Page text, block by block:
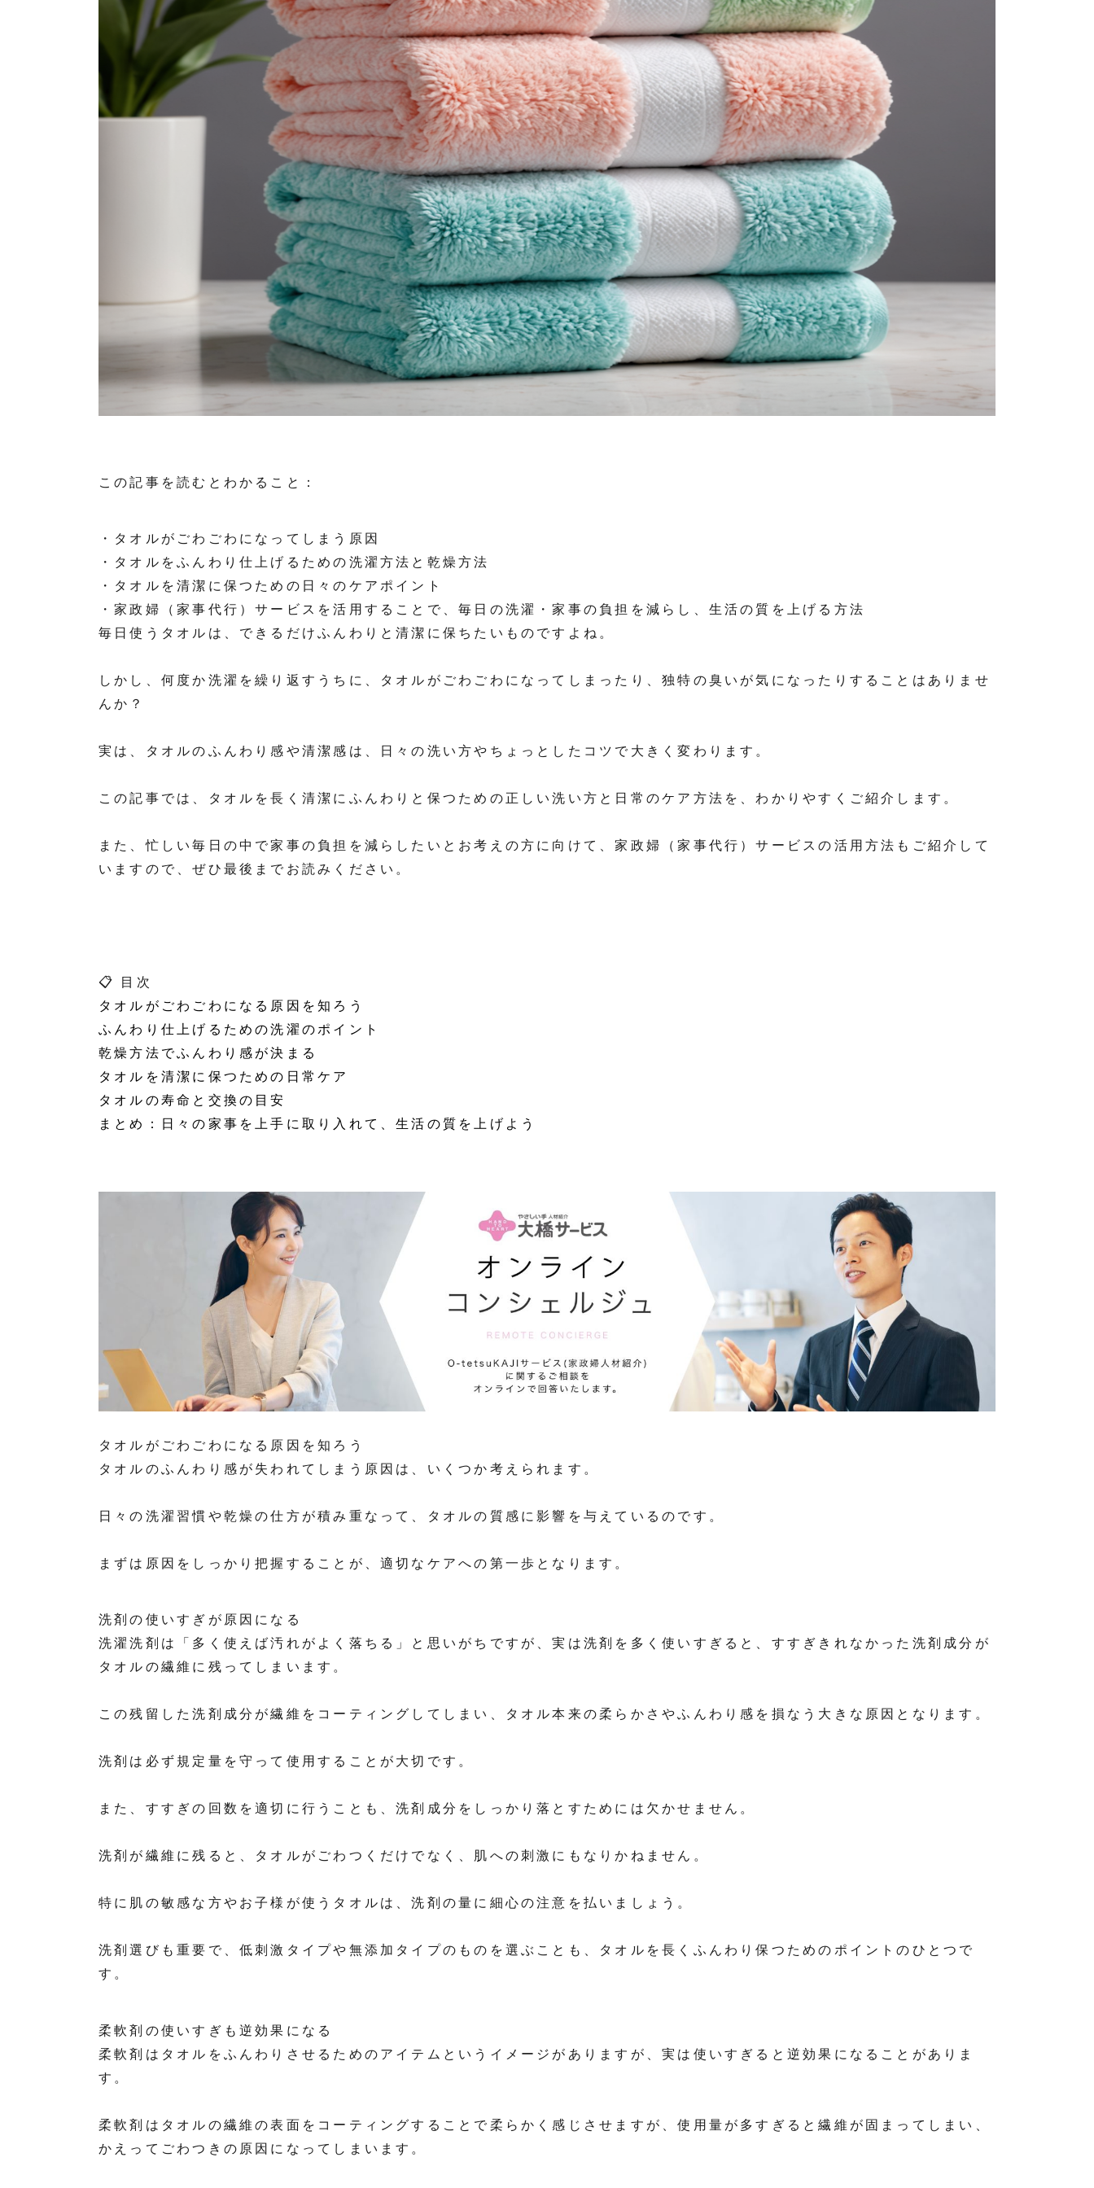
この記事を読むとわかること：
・タオルがごわごわになってしまう原因
・タオルをふんわり仕上げるための洗濯方法と乾燥方法
・タオルを清潔に保つための日々のケアポイント
・家政婦（家事代行）サービスを活用することで、毎日の洗濯・家事の負担を減らし、生活の質を上げる方法
毎日使うタオルは、できるだけふんわりと清潔に保ちたいものですよね。
しかし、何度か洗濯を繰り返すうちに、タオルがごわごわになってしまったり、独特の臭いが気になったりすることはありませ
んか？
実は、タオルのふんわり感や清潔感は、日々の洗い方やちょっとしたコツで大きく変わります。
この記事では、タオルを長く清潔にふんわりと保つための正しい洗い方と日常のケア方法を、わかりやすくご紹介します。
また、忙しい毎日の中で家事の負担を減らしたいとお考えの方に向けて、家政婦（家事代行）サービスの活用方法もご紹介して
いますので、ぜひ最後までお読みください。
📋 目次
タオルがごわごわになる原因を知ろう
ふんわり仕上げるための洗濯のポイント
乾燥方法でふんわり感が決まる
タオルを清潔に保つための日常ケア
タオルの寿命と交換の目安
まとめ：日々の家事を上手に取り入れて、生活の質を上げよう
タオルがごわごわになる原因を知ろう
タオルのふんわり感が失われてしまう原因は、いくつか考えられます。
日々の洗濯習慣や乾燥の仕方が積み重なって、タオルの質感に影響を与えているのです。
まずは原因をしっかり把握することが、適切なケアへの第一歩となります。
洗剤の使いすぎが原因になる
洗濯洗剤は「多く使えば汚れがよく落ちる」と思いがちですが、実は洗剤を多く使いすぎると、すすぎきれなかった洗剤成分が
タオルの繊維に残ってしまいます。
この残留した洗剤成分が繊維をコーティングしてしまい、タオル本来の柔らかさやふんわり感を損なう大きな原因となります。
洗剤は必ず規定量を守って使用することが大切です。
また、すすぎの回数を適切に行うことも、洗剤成分をしっかり落とすためには欠かせません。
洗剤が繊維に残ると、タオルがごわつくだけでなく、肌への刺激にもなりかねません。
特に肌の敏感な方やお子様が使うタオルは、洗剤の量に細心の注意を払いましょう。
洗剤選びも重要で、低刺激タイプや無添加タイプのものを選ぶことも、タオルを長くふんわり保つためのポイントのひとつで
す。
柔軟剤の使いすぎも逆効果になる
柔軟剤はタオルをふんわりさせるためのアイテムというイメージがありますが、実は使いすぎると逆効果になることがありま
す。
柔軟剤はタオルの繊維の表面をコーティングすることで柔らかく感じさせますが、使用量が多すぎると繊維が固まってしまい、
かえってごわつきの原因になってしまいます。